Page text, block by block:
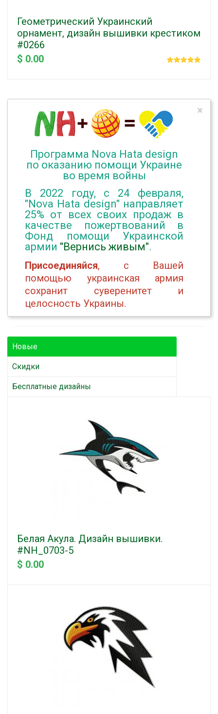
Геометрический Украинский
орнамент, дизайн вышивки крестиком
#0266
$ 0.00
Программа Nova Hata design
по оказанию помощи Украине
во время войны
В 2022 году, с 24 февраля,
"Nova Hata design" направляет
25% от всех своих продаж в
качестве пожертвований в
Фонд помощи Украинской
армии "Вернись живым".
Присоединяйся, с Вашей
помощью украинская армия
сохранит суверенитет и
целосность Украины.
×
Новые
Скидки
Бесплатные дизайны
Белая Акула. Дизайн вышивки.
#NH_0703-5
$ 0.00